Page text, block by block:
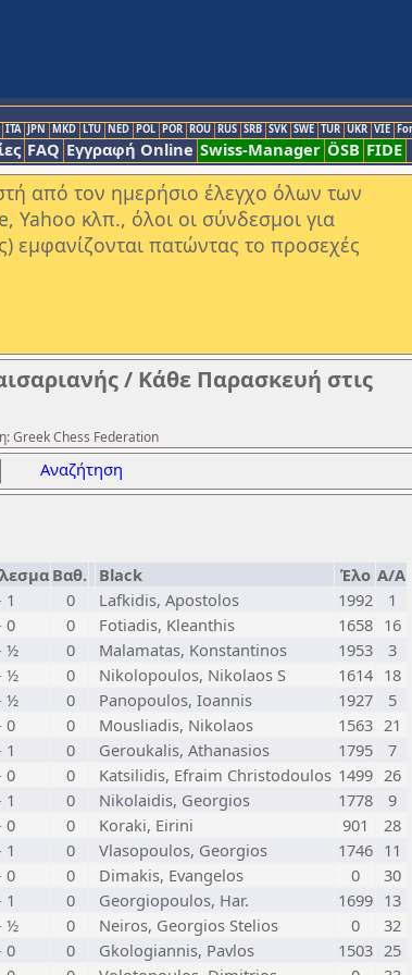
ITA JPN MKD LTU NED POL POR ROU RUS SRB SVK SWE TUR UKR VIE
FAQ Εγγραφή Online Swiss-Manager ÖSB FIDE
από τον ημερήσιο έλεγχο όλων των
κλπ., όλοι οι σύνδεσμοι για
πατώντας το προσεχές
/ Κάθε Παρασκευή στις
Greek Chess Federation
Αναζήτηση
Βαθ. Black Έλο Α/Α
1 0 Lafkidis, Apostolos 1992
1
0 0 Fotiadis, Kleanthis 1658 16
½ 0 Malamatas, Konstantinos 1953
3
½ 0 Nikolopoulos, Nikolaos S 1614 18
½ 0 Panopoulos, Ioannis 1927
5
0 0 Mousliadis, Nikolaos 1563 21
1 0 Geroukalis, Athanasios 1795
7
0 0 Katsilidis, Efraim Christodoulos 1499 26
1 0 Nikolaidis, Georgios 1778
9
0 0 Koraki, Eirini 901
28
1 0 Vlasopoulos, Georgios 1746 11
0 0 Dimakis, Evangelos 0
30
1 0 Georgiopoulos, Har. 1699 13
½ 0 Neiros, Georgios Stelios 0
32
0 0 Gkologiannis, Pavlos 1503 25